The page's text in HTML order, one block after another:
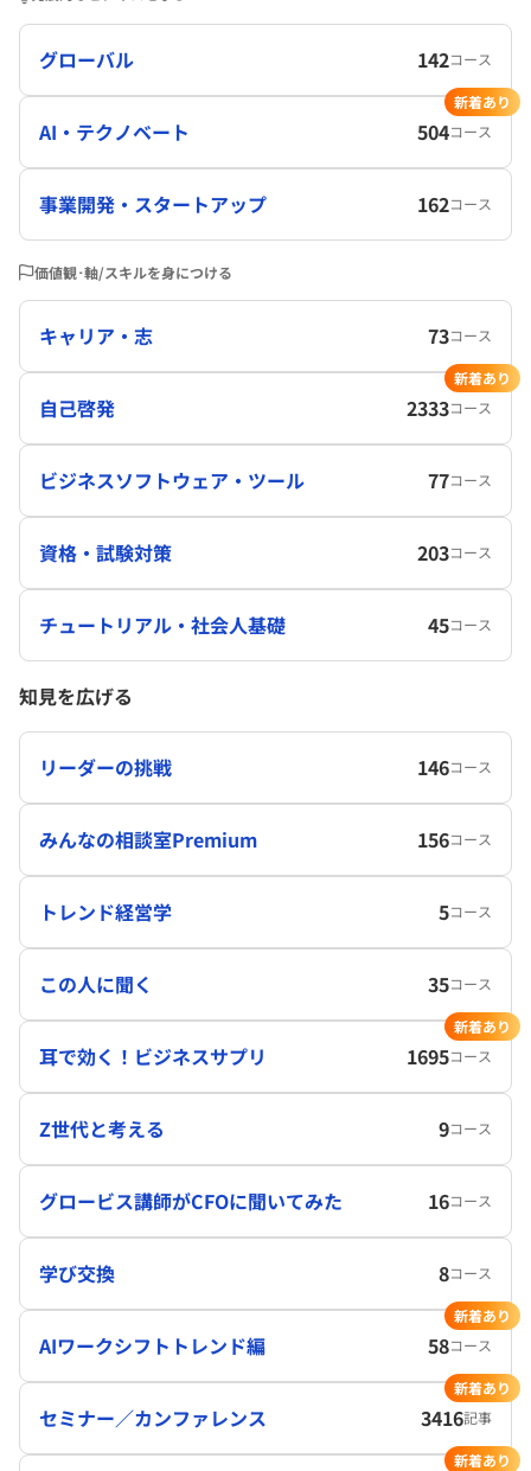
グローバル 142コース
AI・テクノベート 504コース
新着あり
事業開発・スタートアップ 162コース
価値観･軸/スキルを身につける
キャリア・志 73コース
自己啓発 2333コース
新着あり
ビジネスソフトウェア・ツール 77コース
資格・試験対策 203コース
チュートリアル・社会人基礎 45コース
知見を広げる
リーダーの挑戦 146コース
みんなの相談室Premium 156コース
トレンド経営学 5コース
この人に聞く 35コース
耳で効く！ビジネスサプリ 1695コース
新着あり
Z世代と考える 9コース
グロービス講師がCFOに聞いてみた 16コース
学び交換 8コース
AIワークシフトトレンド編 58コース
新着あり
セミナー／カンファレンス 3416記事
新着あり
新着あり